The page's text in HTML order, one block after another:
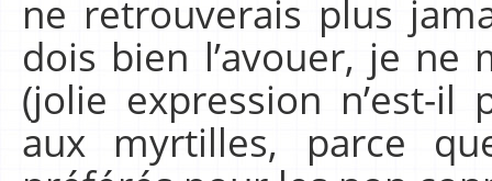
ne retrouverais plus
dois bien l’avouer, je ne
(jolie expression n’est-
aux myrtilles, parce